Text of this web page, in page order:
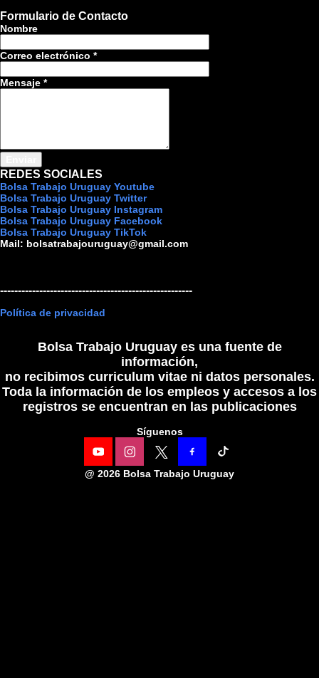
Formulario de Contacto
Nombre
Correo electrónico *
Mensaje *
REDES SOCIALES
Bolsa Trabajo Uruguay Youtube
Bolsa Trabajo Uruguay Twitter
Bolsa Trabajo Uruguay Instagram
Bolsa Trabajo Uruguay Facebook
Bolsa Trabajo Uruguay TikTok
Mail: bolsatrabajouruguay@gmail.com
------------------------------------------------------
Política de privacidad
Bolsa Trabajo Uruguay es una fuente de
información,
no recibimos curriculum vitae ni datos personales.
Toda la información de los empleos y accesos a los
registros se encuentran en las publicaciones
Síguenos
@ 2026 Bolsa Trabajo Uruguay